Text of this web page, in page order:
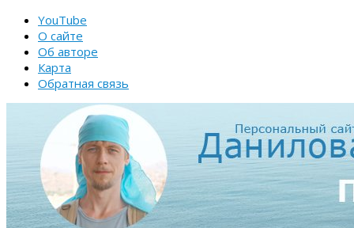
YouTube
О сайте
Об авторе
Карта
Обратная связь